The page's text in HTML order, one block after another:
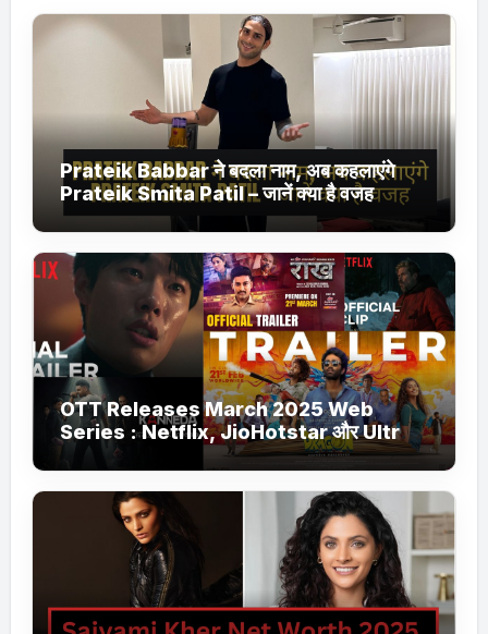
Prateik Babbar ने बदला नाम, अब कहलाएंगे
Prateik Smita Patil – जानें क्या है वजह
OTT Releases March 2025 Web
Series : Netflix, JioHotstar और Ultra
Jhakaas पर नई वेब सीरीज और फिल्में